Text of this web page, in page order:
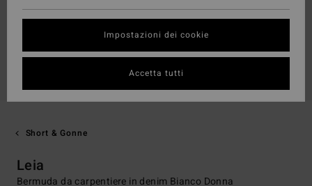
Short & Gonne
Leia
Bermuda da carpentiere in denim Bianco Donna
Impostazioni dei cookie
Accetta tutti